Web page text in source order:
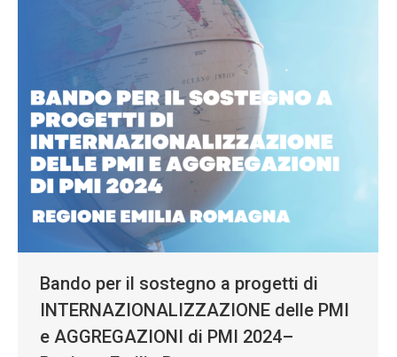
Bando per il sostegno a progetti di
INTERNAZIONALIZZAZIONE delle PMI
e AGGREGAZIONI di PMI 2024–